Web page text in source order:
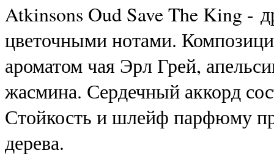
Atkinsons Oud Save The King -
цветочными нотами.
ароматом чая Эрл Грей,
жасмина. Сердечный аккорд
Стойкость и шлейф парфюму
дерева.